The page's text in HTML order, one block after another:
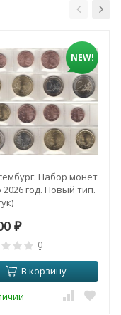
NEW!
Набор монет
2026 год. Новый тип.
₽
0
В корзину